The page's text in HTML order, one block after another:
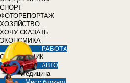
СПОРТ
ФОТОРЕПОРТАЖ
ХОЗЯЙСТВО
ХОЧУ СКАЗАТЬ
ЭКОНОМИКА
РАБОТА
СПРАВОЧНИК
АВТО
Медицина